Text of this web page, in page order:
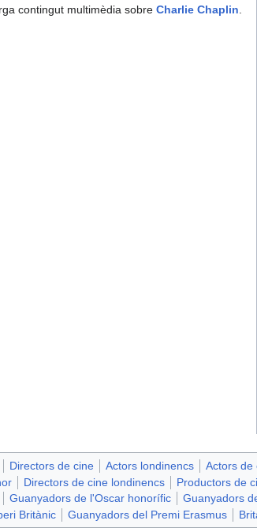
contingut multimèdia sobreCharlie Chaplin
Directors de cine Actors londinencs
Actors de
Directors de cine londinencs
Productors de
Guanyadors de l'Oscar honorífic
Guanyadors
Britànic
Guanyadors del Premi Erasmus